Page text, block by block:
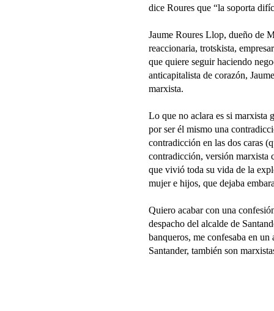
dice Roures que “la soporta
Jaume Roures Llop, dueño de
reaccionaria, trotskista,
que quiere seguir haciendo
anticapitalista de corazón,
marxista.
Lo que no aclara es si marxista
por ser él mismo una
contradicción en las dos caras
contradicción, versión marxista
que vivió toda su vida de la
mujer e hijos, que dejaba
Quiero acabar con una
despacho del alcalde de
banqueros, me confesaba en
Santander, también son